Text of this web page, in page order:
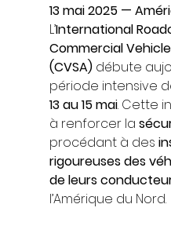
13 mai 2025 —
L’International
Commercial
(CVSA) débute
période intensive
13 au 15 mai. Cette
à renforcer la
procédant à des
rigoureuses des
de leurs
l’Amérique du Nord.